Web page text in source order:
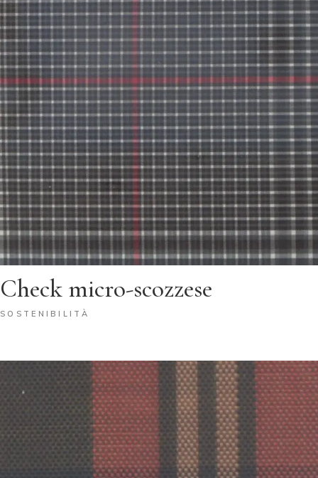
Check micro-scozzese
SOSTENIBILITÀ